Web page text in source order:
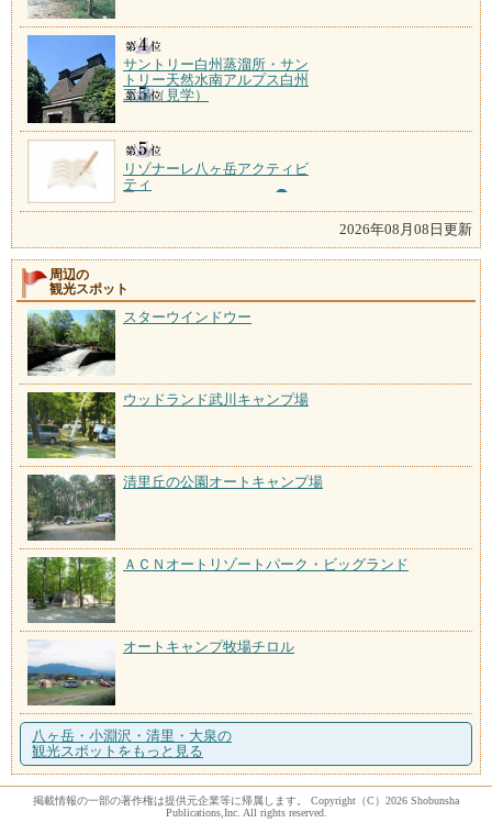
サントリー白州蒸溜所・サン
トリー天然水南アルプス白州
工場（見学）
リゾナーレ八ヶ岳アクティビ
ティ
2026年08月08日更新
周辺の
観光スポット
スターウインドウー
ウッドランド武川キャンプ場
清里丘の公園オートキャンプ場
ＡＣＮオートリゾートパーク・ビッグランド
オートキャンプ牧場チロル
八ヶ岳・小淵沢・清里・大泉の
観光スポットをもっと見る
掲載情報の一部の著作権は提供元企業等に帰属します。 Copyright（C）2026 Shobunsha
Publications,Inc. All rights reserved.